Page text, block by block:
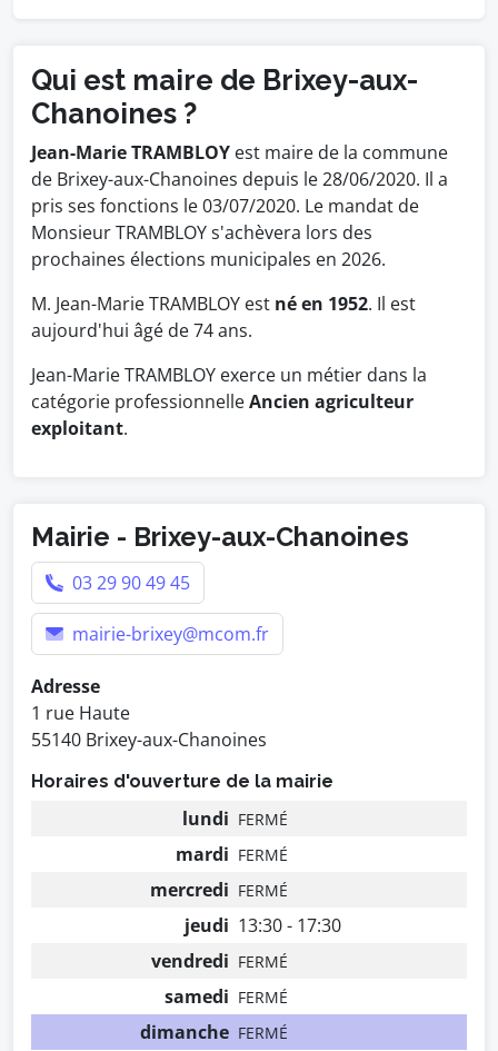
Qui est maire de Brixey-aux-
Chanoines ?
Jean-Marie TRAMBLOY est maire de la commune
de Brixey-aux-Chanoines depuis le 28/06/2020. Il a
pris ses fonctions le 03/07/2020. Le mandat de
Monsieur TRAMBLOY s'achèvera lors des
prochaines élections municipales en 2026.
M. Jean-Marie TRAMBLOY est né en 1952. Il est
aujourd'hui âgé de 74 ans.
Jean-Marie TRAMBLOY exerce un métier dans la
catégorie professionnelleAncien agriculteur
exploitant.
Mairie - Brixey-aux-Chanoines
03 29 90 49 45
mairie-brixey@mcom.fr
Adresse
1 rue Haute
55140 Brixey-aux-Chanoines
Horaires d'ouverture de la mairie
lundi FERMÉ
mardi FERMÉ
mercredi FERMÉ
jeudi 13:30 - 17:30
vendredi FERMÉ
samedi FERMÉ
dimanche FERMÉ